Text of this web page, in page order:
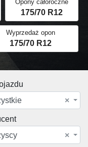
Opony całoroczne
175/70 R12
Wyprzedaż opon
175/70 R12
×
×